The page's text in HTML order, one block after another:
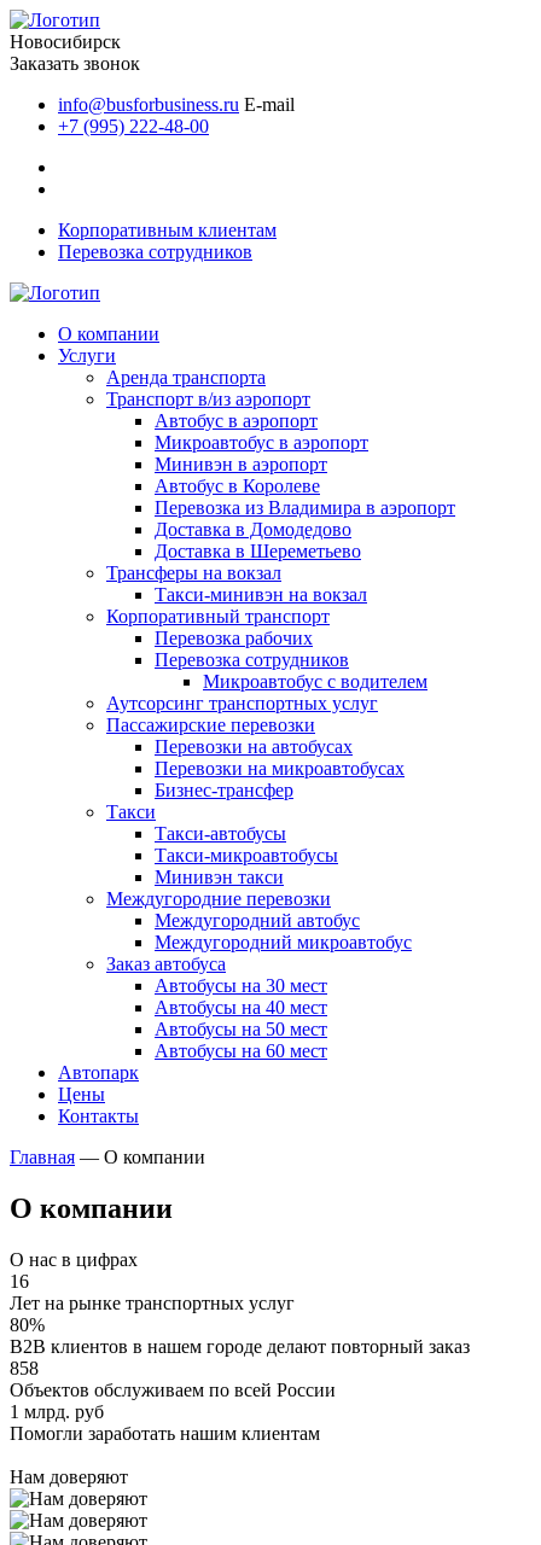
Новосибирск
Заказать звонок
info@busforbusiness.ru E-mail
+7 (995) 222-48-00
Корпоративным клиентам
Перевозка сотрудников
О компании
Услуги
Аренда транспорта
Транспорт в/из аэропорт
Автобус в аэропорт
Микроавтобус в аэропорт
Минивэн в аэропорт
Автобус в Королеве
Перевозка из Владимира в аэропорт
Доставка в Домодедово
Доставка в Шереметьево
Трансферы на вокзал
Такси-минивэн на вокзал
Корпоративный транспорт
Перевозка рабочих
Перевозка сотрудников
Микроавтобус с водителем
Аутсорсинг транспортных услуг
Пассажирские перевозки
Перевозки на автобусах
Перевозки на микроавтобусах
Бизнес-трансфер
Такси
Такси-автобусы
Такси-микроавтобусы
Минивэн такси
Междугородние перевозки
Междугородний автобус
Междугородний микроавтобус
Заказ автобуса
Автобусы на 30 мест
Автобусы на 40 мест
Автобусы на 50 мест
Автобусы на 60 мест
Автопарк
Цены
Контакты
Главная — О компании
О компании
О нас в цифрах
16
Лет на рынке транспортных услуг
80%
B2B клиентов в нашем городе делают повторный заказ
858
Объектов обслуживаем по всей России
1 млрд. руб
Помогли заработать нашим клиентам
Нам доверяют